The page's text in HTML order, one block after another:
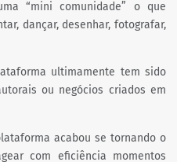
“mini comunidade” o que
dançar, desenhar, fotografar,
ultimamente tem sido
ou negócios criados em
acabou se tornando o
com eficiência momentos